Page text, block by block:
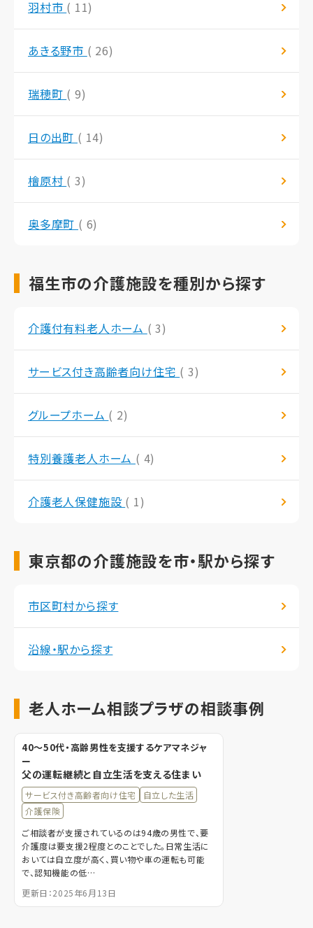
羽村市 ( 11)
あきる野市 ( 26)
瑞穂町 ( 9)
日の出町 ( 14)
檜原村 ( 3)
奥多摩町 ( 6)
福生市の介護施設を種別から探す
介護付有料老人ホーム ( 3)
サービス付き高齢者向け住宅 ( 3)
グループホーム ( 2)
特別養護老人ホーム ( 4)
介護老人保健施設 ( 1)
東京都の介護施設を市・駅から探す
市区町村から探す
沿線・駅から探す
老人ホーム相談プラザの相談事例
40〜50代・高齢男性を支援するケアマネジャ
ー
父の運転継続と自立生活を支える住まい
サービス付き高齢者向け住宅
自立した生活
介護保険
ご相談者が支援されているのは94歳の男性で、要
介護度は要支援2程度とのことでした。日常生活に
おいては自立度が高く、買い物や車の運転も可能
で、認知機能の低…
更新日：2025年6月13日